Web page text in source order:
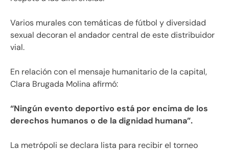
Varios murales con temáticas de fútbol y diversidad
sexual decoran el andador central de este distribuidor
vial.
En relación con el mensaje humanitario de la capital,
Clara Brugada Molina afirmó:
“Ningún evento deportivo está por encima de los
derechos humanos o de la dignidad humana”.
La metrópoli se declara lista para recibir el torneo